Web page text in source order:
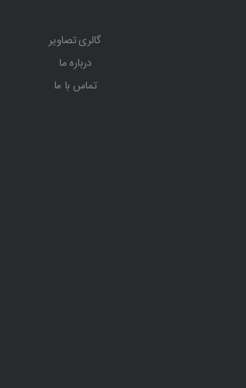
گالری تصاویر
درباره ما
تماس با ما